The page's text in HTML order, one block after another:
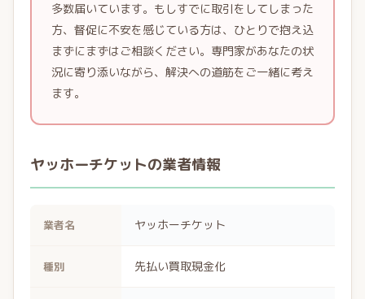
多数届いています。もしすでに取引をしてしまった
方、督促に不安を感じている方は、ひとりで抱え込
まずにまずはご相談ください。専門家があなたの状
況に寄り添いながら、解決への道筋をご一緒に考え
ます。
ヤッホーチケットの業者情報
業者名 ヤッホーチケット
種別 先払い買取現金化